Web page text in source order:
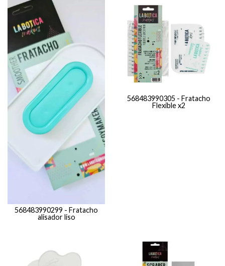
568483990299 - Fratacho
alisador liso
568483990305 - Fratacho
Flexible x2